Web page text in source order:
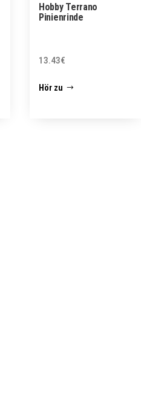
Hobby Terrano
Pinienrinde
13.43€
Hör zu